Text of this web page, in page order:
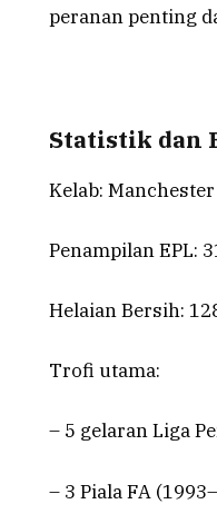
peranan penting
Statistik dan
Kelab:
Penampilan EPL:
Helaian Bersih:
Trofi utama:
– 5 gelaran Liga
– 3 Piala FA